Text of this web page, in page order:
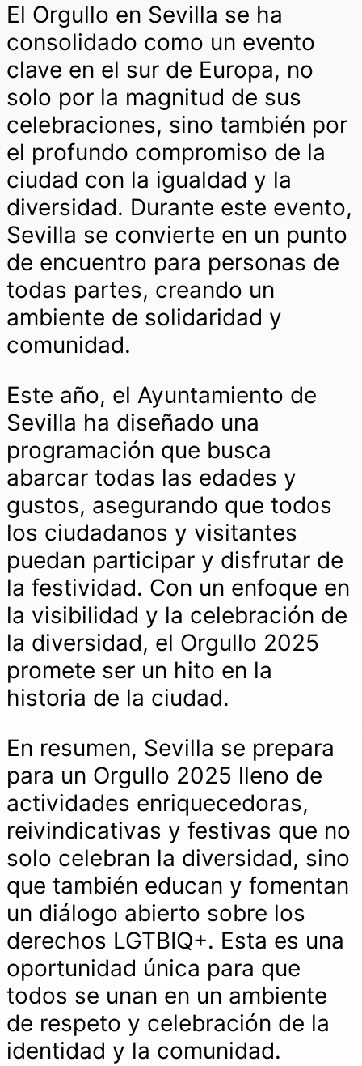
El Orgullo en Sevilla se ha
consolidado como un evento
clave en el sur de Europa, no
solo por la magnitud de sus
celebraciones, sino también por
el profundo compromiso de la
ciudad con la igualdad y la
diversidad. Durante este evento,
Sevilla se convierte en un punto
de encuentro para personas de
todas partes, creando un
ambiente de solidaridad y
comunidad.
Este año, el Ayuntamiento de
Sevilla ha diseñado una
programación que busca
abarcar todas las edades y
gustos, asegurando que todos
los ciudadanos y visitantes
puedan participar y disfrutar de
la festividad. Con un enfoque en
la visibilidad y la celebración de
la diversidad, el Orgullo 2025
promete ser un hito en la
historia de la ciudad.
En resumen, Sevilla se prepara
para un Orgullo 2025 lleno de
actividades enriquecedoras,
reivindicativas y festivas que no
solo celebran la diversidad, sino
que también educan y fomentan
un diálogo abierto sobre los
derechos LGTBIQ+. Esta es una
oportunidad única para que
todos se unan en un ambiente
de respeto y celebración de la
identidad y la comunidad.